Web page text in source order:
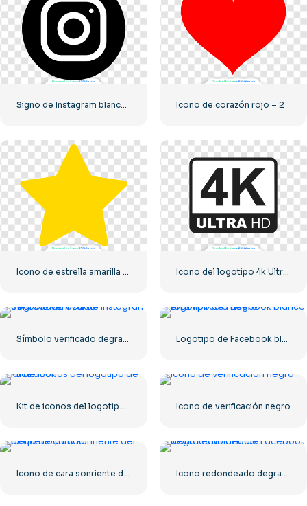
Signo de Instagram blanco en círculo negro Icono de corazón rojo – 2
Icono de estrella amarilla redondeada Icono del logotipo 4k Ultra HD monocromo negro
Símbolo verificado degradado azul de Instagram Logotipo de Facebook blanco en un círculo negro
Kit de iconos del logotipo de Facebook Icono de verificación negro
Icono de cara sonriente del pequeño panda Icono redondeado degradado azul de Facebook